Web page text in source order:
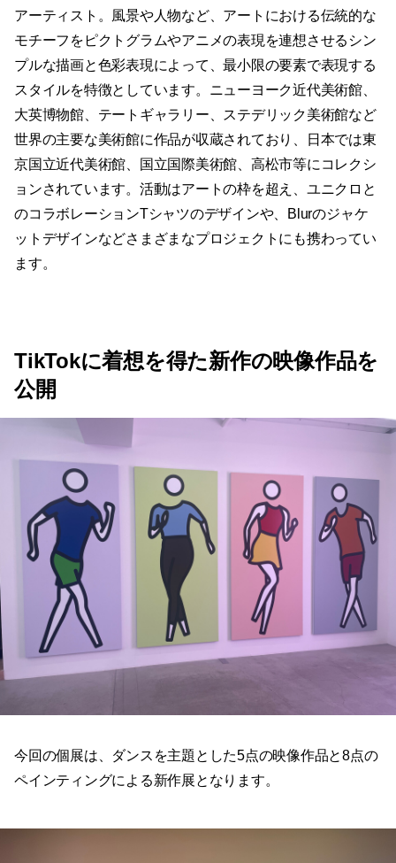
アーティスト。風景や人物など、アートにおける伝統的な
モチーフをピクトグラムやアニメの表現を連想させるシン
プルな描画と色彩表現によって、最小限の要素で表現する
スタイルを特徴としています。ニューヨーク近代美術館、
大英博物館、テートギャラリー、ステデリック美術館など
世界の主要な美術館に作品が収蔵されており、日本では東
京国立近代美術館、国立国際美術館、高松市等にコレクシ
ョンされています。活動はアートの枠を超え、ユニクロと
のコラボレーションTシャツのデザインや、Blurのジャケ
ットデザインなどさまざまなプロジェクトにも携わってい
ます。
TikTokに着想を得た新作の映像作品を
公開
今回の個展は、ダンスを主題とした5点の映像作品と8点の
ペインティングによる新作展となります。